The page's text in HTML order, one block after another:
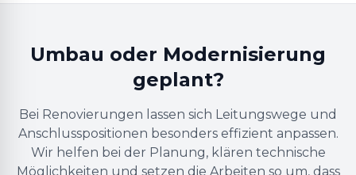
Umbau oder Modernisierung
geplant?
Bei Renovierungen lassen sich Leitungswege und
Anschlusspositionen besonders effizient anpassen.
Wir helfen bei der Planung, klären technische
Möglichkeiten und setzen die Arbeiten so um, dass